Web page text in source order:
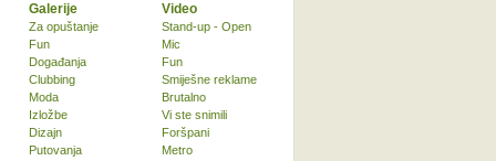
Galerije
Za opuštanje
Fun
Događanja
Clubbing
Moda
Izložbe
Dizajn
Putovanja
Video
Stand-up - Open
Mic
Fun
Smiješne reklame
Brutalno
Vi ste snimili
Foršpani
Metro